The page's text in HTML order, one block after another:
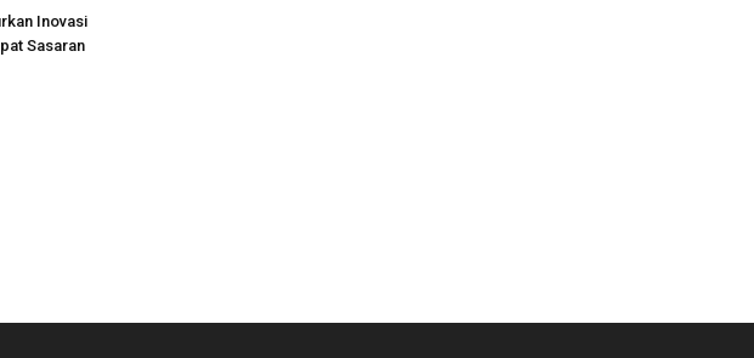
Inovasi
Sasaran